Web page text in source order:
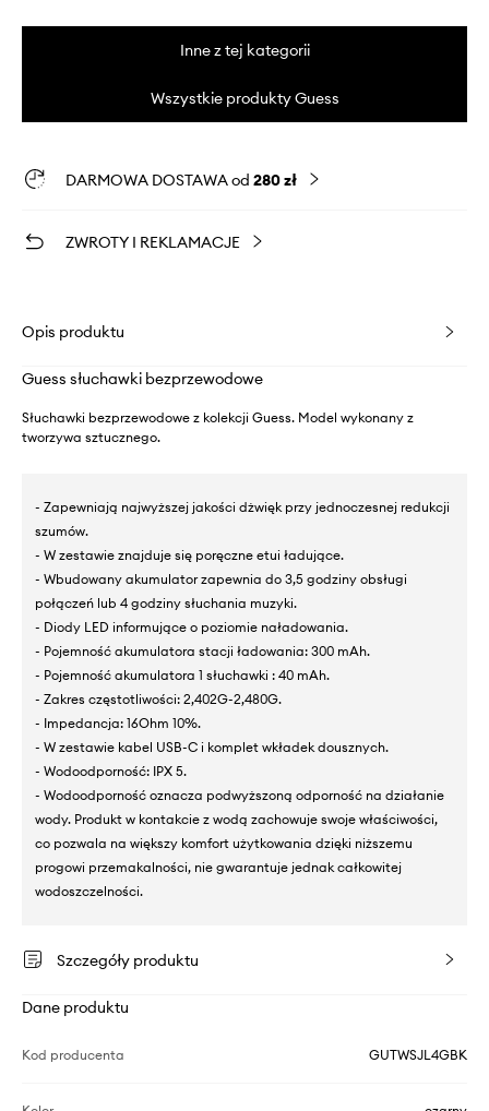
Inne z tej kategorii
Wszystkie produkty Guess
DARMOWA DOSTAWA od 280 zł
ZWROTY I REKLAMACJE
Opis produktu
Guess słuchawki bezprzewodowe
Słuchawki bezprzewodowe z kolekcji Guess. Model wykonany z
tworzywa sztucznego.
- Zapewniają najwyższej jakości dżwięk przy jednoczesnej redukcji
szumów.
- W zestawie znajduje się poręczne etui ładujące.
- Wbudowany akumulator zapewnia do 3,5 godziny obsługi
połączeń lub 4 godziny słuchania muzyki.
- Diody LED informujące o poziomie naładowania.
- Pojemność akumulatora stacji ładowania: 300 mAh.
- Pojemność akumulatora 1 słuchawki : 40 mAh.
- Zakres częstotliwości: 2,402G-2,480G.
- Impedancja: 16Ohm 10%.
- W zestawie kabel USB-C i komplet wkładek dousznych.
- Wodoodporność: IPX 5.
- Wodoodporność oznacza podwyższoną odporność na działanie
wody. Produkt w kontakcie z wodą zachowuje swoje właściwości,
co pozwala na większy komfort użytkowania dzięki niższemu
progowi przemakalności, nie gwarantuje jednak całkowitej
wodoszczelności.
Szczegóły produktu
Dane produktu
Kod producenta GUTWSJL4GBK